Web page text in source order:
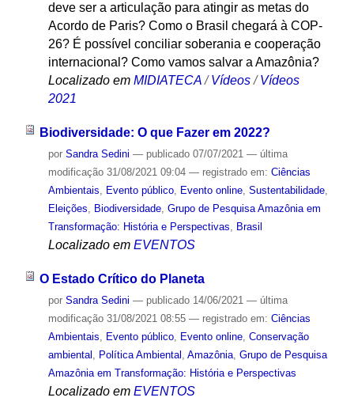
deve ser a articulação para atingir as metas do
Acordo de Paris? Como o Brasil chegará à COP-
26? É possível conciliar soberania e cooperação
internacional? Como vamos salvar a Amazônia?
Localizado em MIDIATECA /Vídeos /Vídeos
2021
Biodiversidade: O que Fazer em 2022?
por Sandra Sedini — publicado07/07/2021 — última
modificação31/08/2021 09:04 — registrado em: Ciências
Ambientais, Evento público, Evento online, Sustentabilidade,
Eleições, Biodiversidade, Grupo de Pesquisa Amazônia em
Transformação: História e Perspectivas, Brasil
Localizado em EVENTOS
O Estado Crítico do Planeta
por Sandra Sedini — publicado14/06/2021 — última
modificação31/08/2021 08:55 — registrado em: Ciências
Ambientais
Evento público, Evento online, Conservação
ambiental
Política Ambiental Amazônia, Grupo de Pesquisa
Amazônia em Transformação: História e Perspectivas
Localizado em EVENTOS